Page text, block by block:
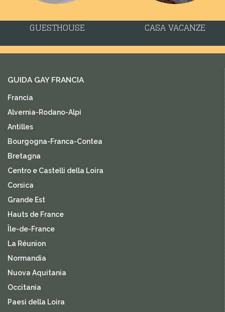
GUESTHOUSE CASA VACANZE
GUIDA GAY FRANCIA
Francia
Alvernia-Rodano-Alpi
Antilles
Bourgogna-Franca-Contea
Bretagna
Centro e Castelli della Loira
Corsica
Grande Est
Hauts de France
Île-de-France
La Réunion
Normandia
Nuova Aquitania
Occitania
Paesi della Loira